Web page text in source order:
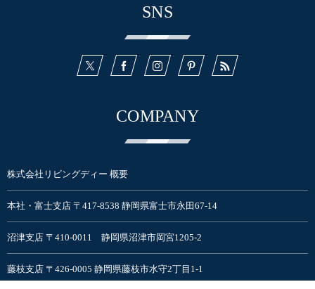
SNS
COMPANY
株式会社リビングディー 概要
本社・富士支店 〒417-8538 静岡県富士市永田67-14
沼津支店 〒410-0011 静岡県沼津市岡宮1205-2
藤枝支店 〒426-0005 静岡県藤枝市水守2丁目1-1